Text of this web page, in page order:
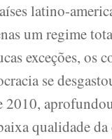
latino-
um regime
exceções, os
se
2010,
qualidade